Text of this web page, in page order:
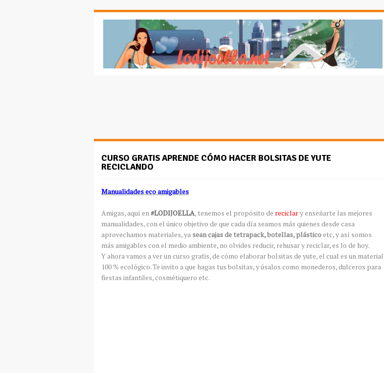
CURSO GRATIS APRENDE CÓMO HACER BOLSITAS DE YUTE
RECICLANDO
Manualidades eco amigables
Amigas, aquí en#LODIJOELLA, tenemos el propósito de reciclary enseñarte las mejores
manualidades, con el único objetivo de que cada día seamos más quienes desde casa
aprovechamos materiales, ya sean cajas de tetrapack, botellas, plásticoetc, y así somos
más amigables con el medio ambiente, no olvides reducir, rehusar y reciclar, es lo de hoy.
Y ahora vamos a ver un curso gratis, de cómo elaborar bolsitas de yute, el cual es un material
100 % ecológico. Te invito a que hagas tus bolsitas, y úsalos como monederos, dulceros para
fiestas infantiles, cosmétiquero etc.